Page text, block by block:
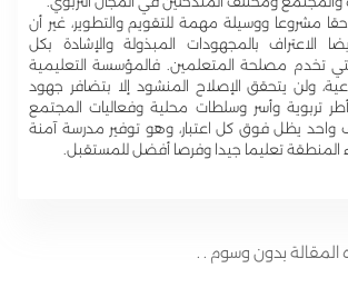
حقا مشروعا ووسيلة مهمة للتقويم والتطوير، غير أن
الاعتراف بالمجهودات المبذولة والإشادة بكل
التي تخدم مصلحة المتعلمين. فالمؤسسة التعليمية
ولن يتحقق الإصلاح المنشود إلا بتضافر جهود
تربوية وأسر وسلطات محلية وفعاليات المجتمع
واحد يظل فوق كل اعتبار، وهو توفير مدرسة آمنة
المنطقة تعليما جيدا وفرصا أفضل للمستقبل.
المقالة بدون وسوم . .